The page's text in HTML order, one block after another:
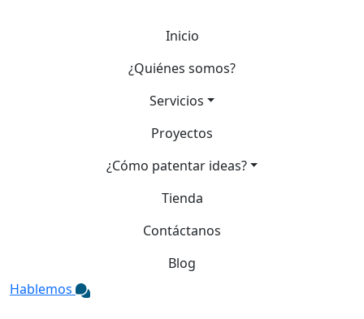
Inicio
¿Quiénes somos?
Servicios
Proyectos
¿Cómo patentar ideas?
Tienda
Contáctanos
Blog
Hablemos